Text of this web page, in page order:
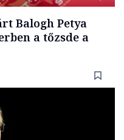
Balogh Petya
a tőzsde a